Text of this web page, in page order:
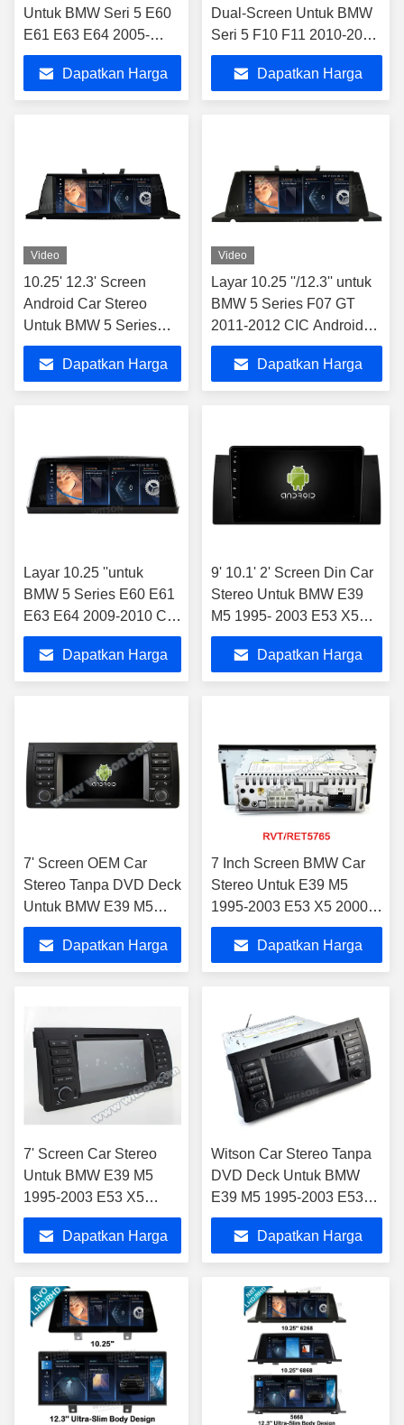
Untuk BMW Seri 5 E60
E61 E63 E64 2005-
2009 CCC Android
Multimedia Player
Dapatkan Harga
Dual-Screen Untuk BMW
Seri 5 F10 F11 2010-2016
Mobil Multimedia Stereo
GPS CarPlay Player
Dapatkan Harga
Video
10.25' 12.3' Screen
Android Car Stereo
Untuk BMW 5 Series
F07 GT 2013-2017 NBT
Multimedia Player
Dapatkan Harga
Video
Layar 10.25 ''/12.3'' untuk
BMW 5 Series F07 GT
2011-2012 CIC Android
Pemutar Multimedia
MONITOR Stereo
Dapatkan Harga
Layar 10.25 ''untuk
BMW 5 Series E60 E61
E63 E64 2009-2010 CIC
Pemutar Multimedia
AndroidDapatkan Harga
9' 10.1' 2' Screen Din Car
Stereo Untuk BMW E39
M5 1995- 2003 E53 X5
2000-2007 1995-2003 M5
2000-2007 X5 2000-2007
Dapatkan Harga
7' Screen OEM Car
Stereo Tanpa DVD Deck
Untuk BMW E39 M5
1995-2003 E53 X5
2000-2007Dapatkan Harga
7 Inch Screen BMW Car
Stereo Untuk E39 M5
1995-2003 E53 X5 2000-
2007 Android Mobil DVD
GPS Multimedia
Dapatkan Harga
7' Screen Car Stereo
Untuk BMW E39 M5
1995-2003 E53 X5
2000-2007 Android
DVD GPS Multimedia
Dapatkan Harga
Witson Car Stereo Tanpa
DVD Deck Untuk BMW
E39 M5 1995-2003 E53
X5 2000-2007
Dapatkan Harga